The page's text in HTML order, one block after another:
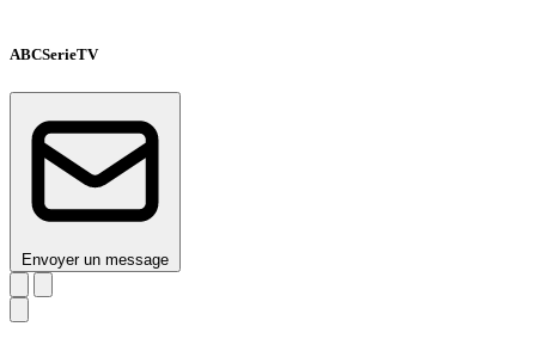
ABCSerieTV
Envoyer un message